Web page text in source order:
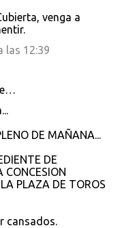
venga a
las 12:39
DE MAÑANA...
DE
CONCESION
PLAZA DE TOROS
cansados.